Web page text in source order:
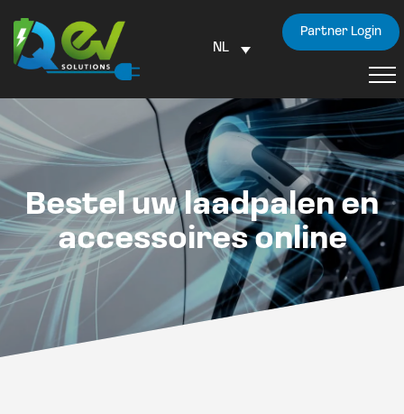
NL
Partner Login
Bestel uw laadpalen en
accessoires online